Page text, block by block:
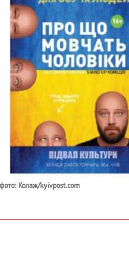
Колаж/kyivpost.com